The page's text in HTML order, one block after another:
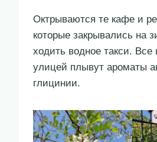
Октрываются те кафе и
которые закрывались на
ходить водное такси. Все
улицей плывут ароматы
глицинии.